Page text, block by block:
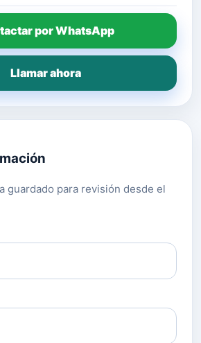
por WhatsApp
Llamar ahora
guardado para revisión desde el